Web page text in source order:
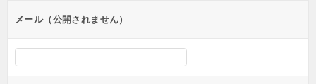
ンメール（公開されません）